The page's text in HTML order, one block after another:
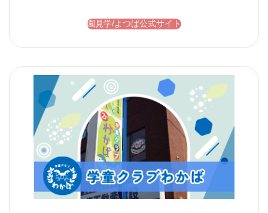
園見学/よつば公式サイト